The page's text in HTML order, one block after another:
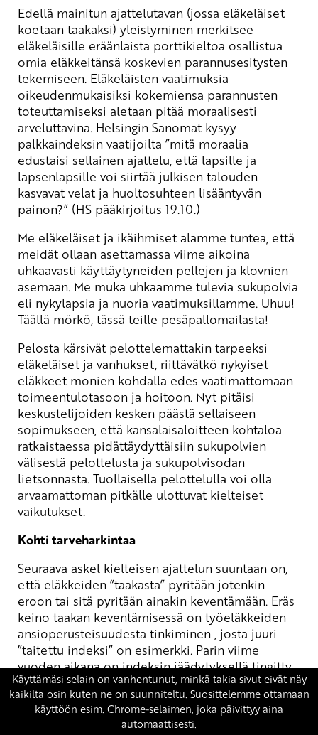
Edellä mainitun ajattelutavan (jossa eläkeläiset
koetaan taakaksi) yleistyminen merkitsee
eläkeläisille eräänlaista porttikieltoa osallistua
omia eläkkeitänsä koskevien parannusesitysten
tekemiseen. Eläkeläisten vaatimuksia
oikeudenmukaisiksi kokemiensa parannusten
toteuttamiseksi aletaan pitää moraalisesti
arveluttavina. Helsingin Sanomat kysyy
palkkaindeksin vaatijoilta ”mitä moraalia
edustaisi sellainen ajattelu, että lapsille ja
lapsenlapsille voi siirtää julkisen talouden
kasvavat velat ja huoltosuhteen lisääntyvän
painon?” (HS pääkirjoitus 19.10.)
Me eläkeläiset ja ikäihmiset alamme tuntea, että
meidät ollaan asettamassa viime aikoina
uhkaavasti käyttäytyneiden pellejen ja klovnien
asemaan. Me muka uhkaamme tulevia sukupolvia
eli nykylapsia ja nuoria vaatimuksillamme. Uhuu!
Täällä mörkö, tässä teille pesäpallomailasta!
Pelosta kärsivät pelottelemattakin tarpeeksi
eläkeläiset ja vanhukset, riittävätkö nykyiset
eläkkeet monien kohdalla edes vaatimattomaan
toimeentulotasoon ja hoitoon. Nyt pitäisi
keskustelijoiden kesken päästä sellaiseen
sopimukseen, että kansalaisaloitteen kohtaloa
ratkaistaessa pidättäydyttäisiin sukupolvien
välisestä pelottelusta ja sukupolvisodan
lietsonnasta. Tuollaisella pelottelulla voi olla
arvaamattoman pitkälle ulottuvat kielteiset
vaikutukset.
Kohti tarveharkintaa
Seuraava askel kielteisen ajattelun suuntaan on,
että eläkkeiden ”taakasta” pyritään jotenkin
eroon tai sitä pyritään ainakin keventämään. Eräs
keino taakan keventämisessä on työeläkkeiden
ansioperusteisuudesta tinkiminen , josta juuri
”taitettu indeksi” on esimerkki. Parin viime
vuoden aikana on indeksin jäädytyksellä tingitty
vielä 20-80-periaatteestakin.
Eivätkä tuohonkaan kaikki ole tyytyneet .
Työeläkeyhtiö Eteran toimitusjohtaja Stefan